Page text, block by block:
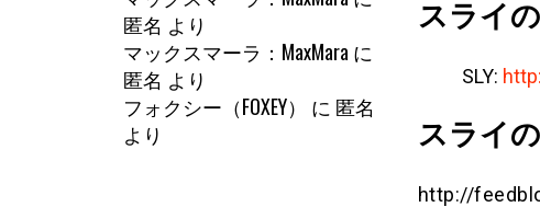
スライ
SLY:
スライ
http://
匿名 より
マックスマーラ：MaxMaraに
匿名 より
フォクシー（FOXEY）
に 匿名
より